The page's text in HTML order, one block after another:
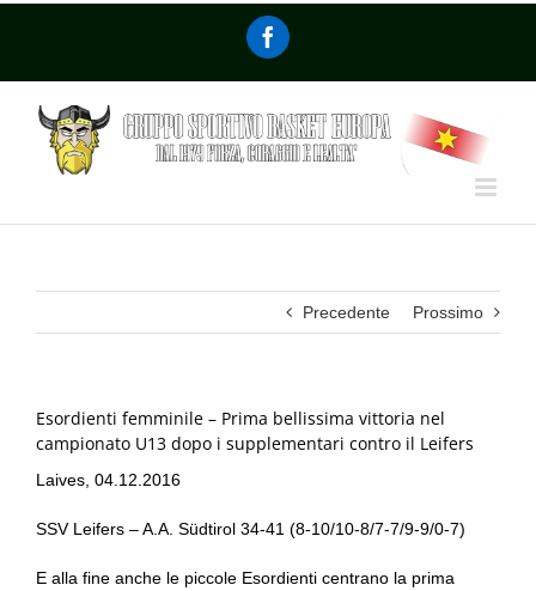
Precedente Prossimo
Esordienti femminile – Prima bellissima vittoria nel
campionato U13 dopo i supplementari contro il Leifers
Laives, 04.12.2016
SSV Leifers – A.A. Südtirol 34-41 (8-10/10-8/7-7/9-9/0-7)
E alla fine anche le piccole Esordienti centrano la prima